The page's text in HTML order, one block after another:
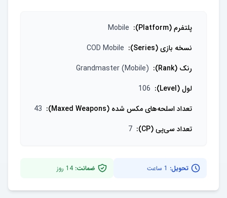
پلتفرم (Platform) :
Mobile
نسخه بازی (Series)
:
COD Mobile
رنک (Rank)
:
Grandmaster (Mobile)
لول (Level)
:
106
تعداد اسلحه‌های مکس شده (Maxed Weapons)
:
43
تعداد سی‌پی (CP)
:
7
تحویل: 1 ساعت ضمانت:14 روز